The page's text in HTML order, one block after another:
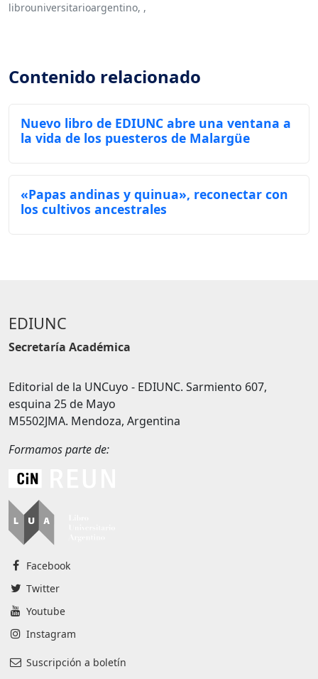
librouniversitarioargentino, ,
Contenido relacionado
Nuevo libro de EDIUNC abre una ventana a
la vida de los puesteros de Malargüe
«Papas andinas y quinua», reconectar con
los cultivos ancestrales
EDIUNC
Secretaría Académica
Editorial de la UNCuyo - EDIUNC. Sarmiento 607,
esquina 25 de Mayo
M5502JMA. Mendoza, Argentina
Formamos parte de:
Facebook
Twitter
Youtube
Instagram
Suscripción a boletín